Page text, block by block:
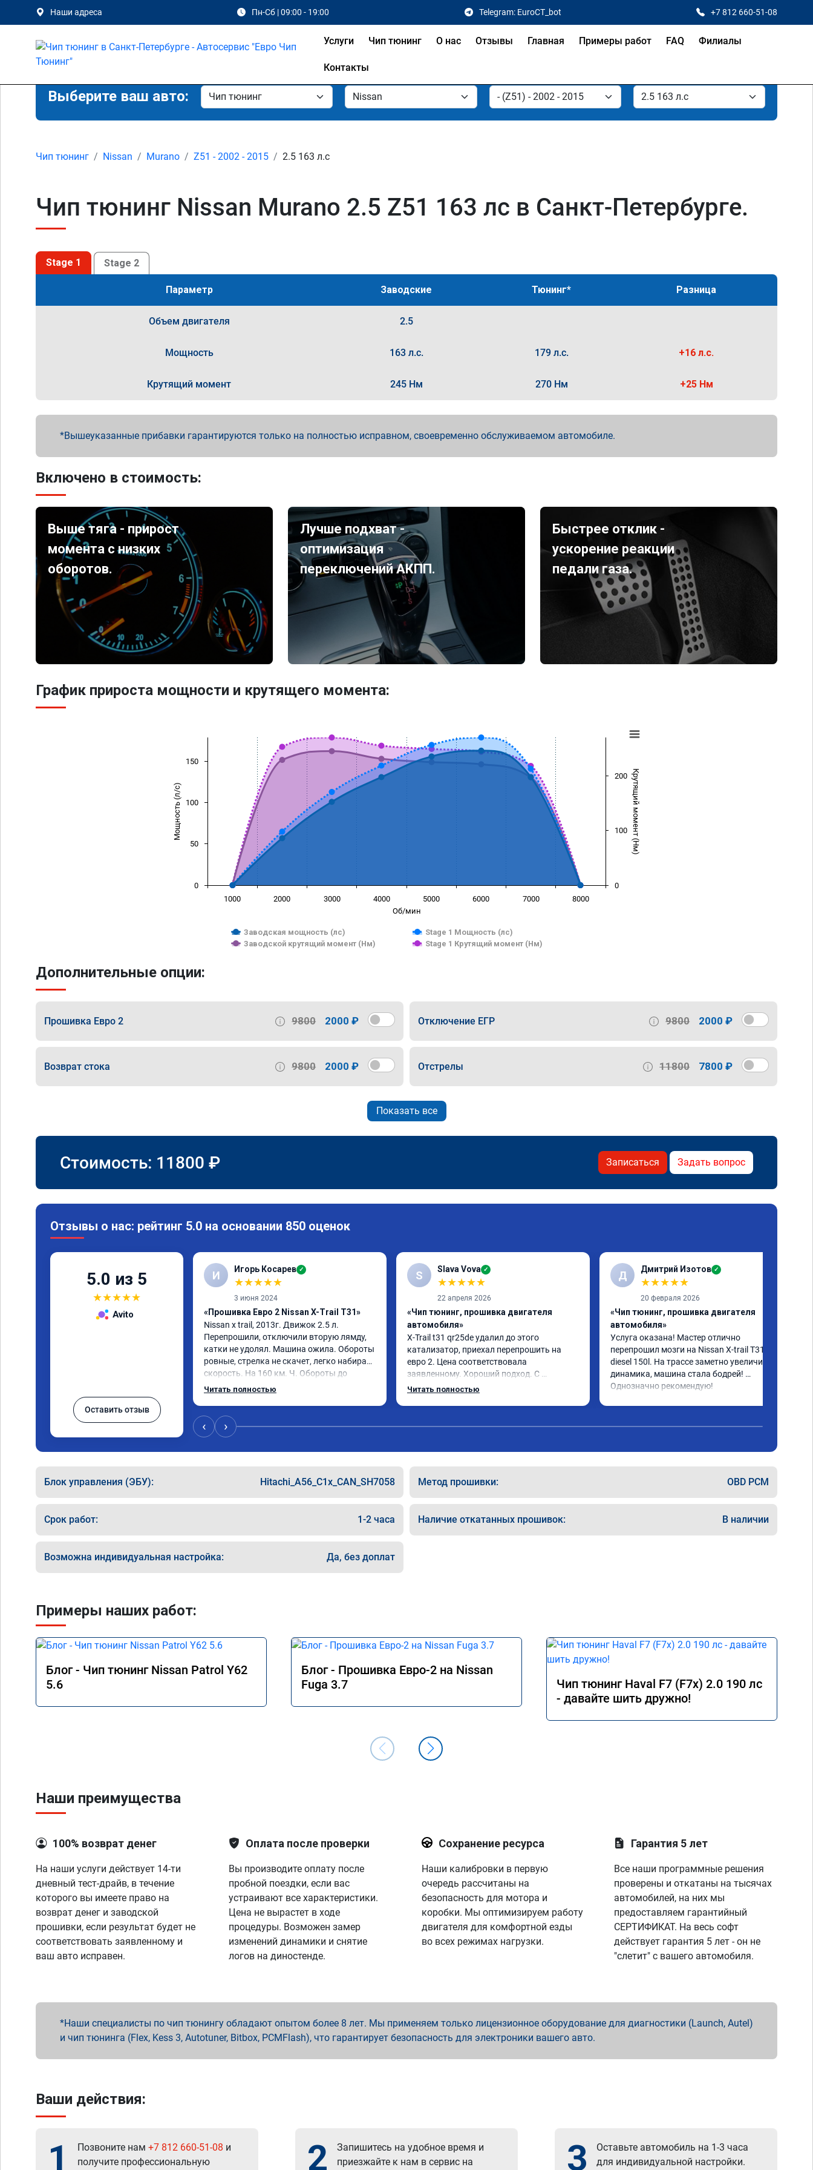
Наши адреса Пн-Сб | 09:00 - 19:00 Telegram: EuroCT_bot +7 812 660-51-08
Услуги Чип тюнинг О нас Отзывы Главная Примеры работ FAQ Филиалы
Контакты
Выберите ваш авто:
Чип тюнинг Nissan Murano Z51 - 2002 - 2015 2.5 163 л.с
Чип тюнинг Nissan Murano 2.5 Z51 163 лс в Санкт-Петербурге.
Stage 1 Stage 2
Параметр Заводские Тюнинг* Разница
Объем двигателя 2.5
Мощность 163 л.с. 179 л.с. +16 л.с.
Крутящий момент 245 Нм 270 Нм +25 Нм
Вышеуказанные прибавки гарантируются только на полностью исправном, своевременно обслуживаемом автомобиле.
Включено в стоимость:
Выше тяга - прирост
момента с низких
оборотов.
Лучше подхват -
оптимизация
переключений АКПП.
Быстрее отклик -
ускорение реакции
педали газа.
График прироста мощности и крутящего момента:
Об/мин
Мощность (л/с) Крутящий момент (Нм)
Заводская мощность (лс)
Stage 1 Мощность (лс)
Заводской крутящий момент (Нм)
Stage 1 Крутящий момент (Нм)
1000 2000 3000 4000 5000 6000 7000 8000
0
50
100
150
0
100
200
Дополнительные опции:
Прошивка Евро 2 9800 2000 ₽ Отключение ЕГР 9800 2000 ₽
Возврат стока 9800 2000 ₽ Отстрелы 11800 7800 ₽
Показать все
Стоимость: 11800 ₽ Записаться Задать вопрос
Отзывы о нас: рейтинг 5.0 на основании 850 оценок
5.0 из 5
★★★★★
Avito
Оставить отзыв
И Игорь Косарев ✓
★★★★★
3 июня 2024
«Прошивка Евро 2 Nissan X-Trail T31»
Nissan x trаil, 2013г. Движок 2.5 л.
Перепрошили, отключили вторую лямду,
катки не удолял. Машина ожила. Обороты
ровные, стрелка не скачет, легко набирает
скорость. На 160 км. Ч. Обороты до
3000.расход тот-же без изменения 12л.
Читать полностью
S Slava Vova ✓
★★★★★
22 апреля 2026
«Чип тюнинг, прошивка двигателя
автомобиля»
X-Trail t31 qr25de удалил до этого
катализатор, приехал перепрошить на
евро 2. Цена соответствовала
заявленному. Хороший подход. С
уважением общались. Благодарю за
Читать полностью
Д Дмитрий Изотов ✓
★★★★★
20 февраля 2026
«Чип тюнинг, прошивка двигателя
автомобиля»
Услуга оказана! Мастер отлично
перепрошил мозги на Nissan X-trail T31
diesel 150l. На трассе заметно увеличилась
динамика, машина стала бодрей!
Однозначно рекомендую!
‹ ›
Блок управления (ЭБУ): Hitachi_A56_C1x_CAN_SH7058 Метод прошивки: OBD PCM
Срок работ: 1-2 часа Наличие откатанных прошивок: В наличии
Возможна индивидуальная настройка: Да, без доплат
Примеры наших работ:
Блог - Чип тюнинг Nissan Patrol Y62
5.6
Блог - Прошивка Евро-2 на Nissan
Fuga 3.7
Чип тюнинг Haval F7 (F7x) 2.0 190 лс
- давайте шить дружно!
Наши преимущества
100% возврат денег
На наши услуги действует 14-ти
дневный тест-драйв, в течение
которого вы имеете право на
возврат денег и заводской
прошивки, если результат будет не
соответствовать заявленному и
ваш авто исправен.
Оплата после проверки
Вы производите оплату после
пробной поездки, если вас
устраивают все характеристики.
Цена не вырастет в ходе
процедуры. Возможен замер
изменений динамики и снятие
логов на диностенде.
Сохранение ресурса
Наши калибровки в первую
очередь рассчитаны на
безопасность для мотора и
коробки. Мы оптимизируем работу
двигателя для комфортной езды
во всех режимах нагрузки.
Гарантия 5 лет
Все наши программные решения
проверены и откатаны на тысячах
автомобилей, на них мы
предоставляем гарантийный
СЕРТИФИКАТ. На весь софт
действует гарантия 5 лет - он не
"слетит" с вашего автомобиля.
Наши специалисты по чип тюнингу обладают опытом более 8 лет. Мы применяем только лицензионное оборудование для диагностики (Launch, Autel)
и чип тюнинга (Flex, Kess 3, Autotuner, Bitbox, PCMFlash), что гарантирует безопасность для электроники вашего авто.
Ваши действия:
1 Позвоните нам +7 812 660-51-08 и
получите профессиональную
2
Запишитесь на удобное время и
приезжайте к нам в сервис на
3
Оставьте автомобиль на 1-3 часа
для индивидуальной настройки.